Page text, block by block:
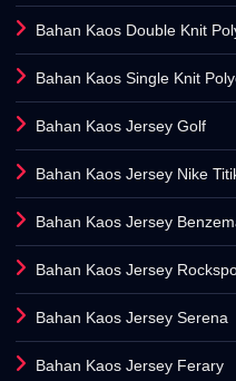
Bahan Kaos Double Knit
Bahan Kaos Single Knit
Bahan Kaos Jersey Golf
Bahan Kaos Jersey Nike
Bahan Kaos Jersey
Bahan Kaos Jersey
Bahan Kaos Jersey Serena
Bahan Kaos Jersey Ferary